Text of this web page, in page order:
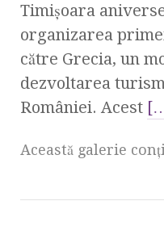
Timișoara
organizarea
către Grecia, un
dezvoltarea
României. Acest
Această galerie